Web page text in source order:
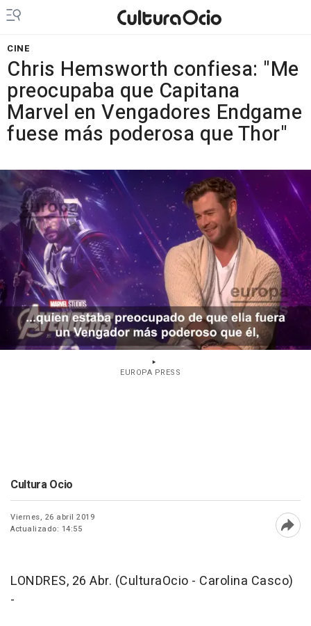
CINE
Chris Hemsworth confiesa: "Me
preocupaba que Capitana
Marvel en Vengadores Endgame
fuese más poderosa que Thor"
EUROPA PRESS
Cultura Ocio
Viernes, 26 abril 2019
Actualizado: 14:55
LONDRES, 26 Abr. (CulturaOcio - Carolina Casco)
-